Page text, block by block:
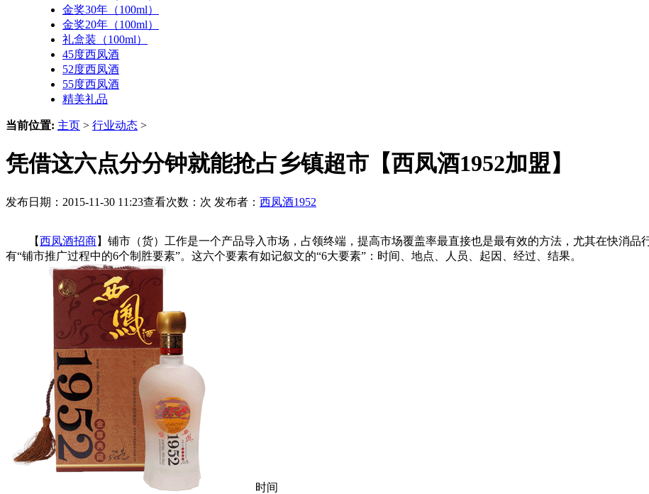
金奖30年（100ml）
金奖20年（100ml）
礼盒装（100ml）
45度西凤酒
52度西凤酒
55度西凤酒
精美礼品
当前位置: 主页 > 行业动态 >
凭借这六点分分钟就能抢占乡镇超市【西凤酒1952加盟】
发布日期：2015-11-30 11:23查看次数： 次 发布者： 西凤酒1952
【西凤酒招商】铺市（货）工作是一个产品导入市场，占领终端，提高市场覆盖率最直接也是最有效的方法，尤其在快消
有“铺市推广过程中的6个制胜要素”。这六个要素有如记叙文的“6大要素”：时间、地点、人员、起因、经过、结果。
时间